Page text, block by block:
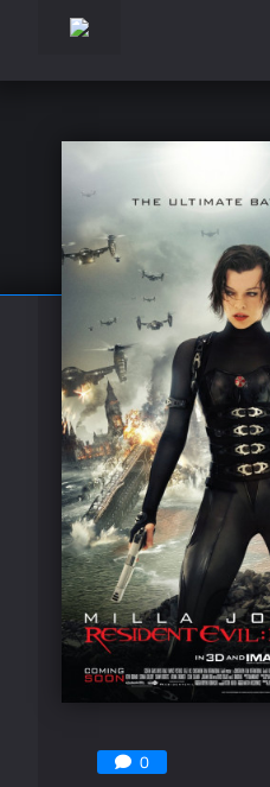
0